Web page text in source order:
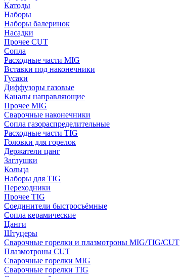
Катоды
Наборы
Наборы балеринок
Насадки
Прочее CUT
Сопла
Расходные части MIG
Вставки под наконечники
Гусаки
Диффузоры газовые
Каналы направляющие
Прочее MIG
Сварочные наконечники
Сопла газораспределительные
Расходные части TIG
Головки для горелок
Держатели цанг
Заглушки
Кольца
Наборы для TIG
Переходники
Прочее TIG
Соединители быстросъёмные
Сопла керамические
Цанги
Штуцеры
Сварочные горелки и плазмотроны MIG/TIG/CUT
Плазмотроны CUT
Сварочные горелки MIG
Сварочные горелки TIG